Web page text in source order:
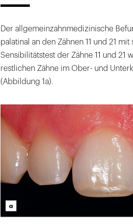
Der allgemeinzahnmedizinische
palatinal an den Zähnen 11 und 21
Sensibilitätstest der Zähne 11 und 21
restlichen Zähne im Ober- und
(Abbildung 1a).